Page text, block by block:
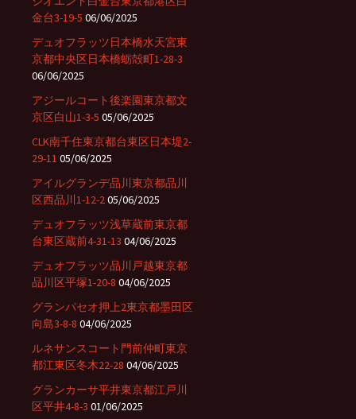
金台3-19-5 06/06/2025
デュオフラッツ日本橋水天宮東
京都中央区日本橋蛎殻町1-28-3
06/06/2025
アジールコート後楽園東京都文
京区白山1-3-5 05/06/2025
CLK南千住東京都台東区日本堤2-
29-11 05/06/2025
アイルグランデ品川東京都品川
区西品川1-12-205/06/2025
デュオフラッツ浅草蔵前東京都
台東区蔵前4-31-13 04/06/2025
デュオフラッツ品川戸越東京都
品川区平塚1-20-8 04/06/2025
グランパセオ押上2東京都墨田区
向島3-8-8 04/06/2025
ルネサンスコート門前仲町東京
都江東区冬木22-28 04/06/2025
グランカーサ平井東京都江戸川
区平井4-8-3 01/06/2025